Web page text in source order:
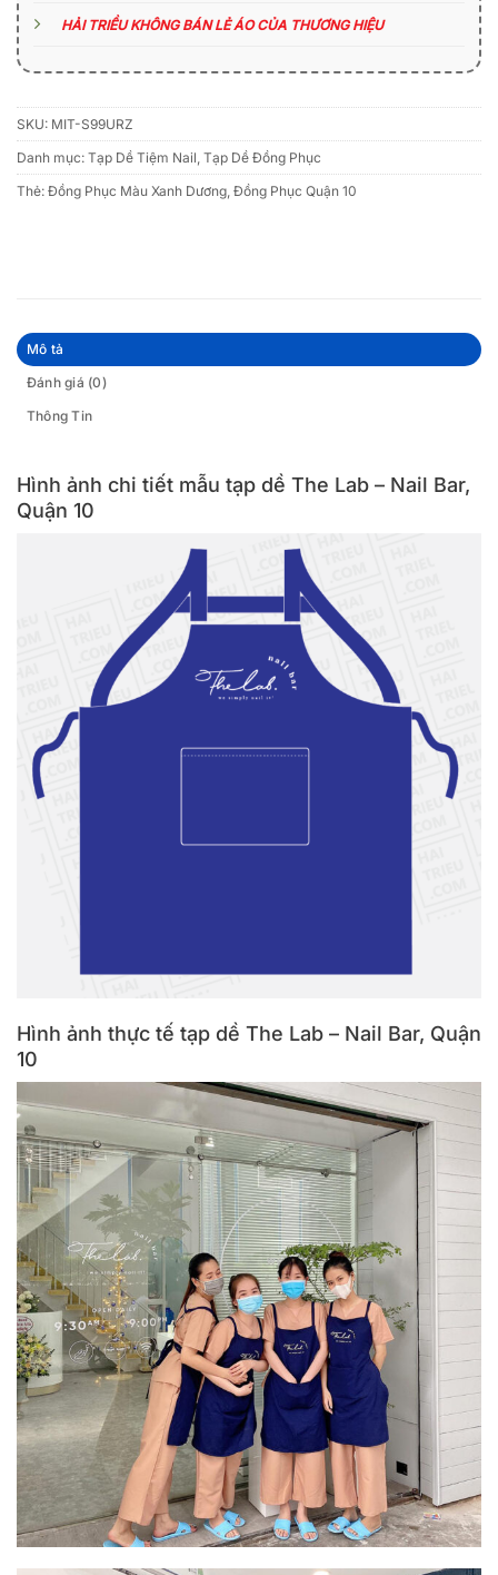
HẢI TRIỀU KHÔNG BÁN LẺ ÁO CỦA THƯƠNG HIỆU
SKU: MIT-S99URZ
Danh mục: Tạp Dề Tiệm Nail, Tạp Dề Đồng Phục
Thẻ: Đồng Phục Màu Xanh Dương, Đồng Phục Quận 10
Mô tả
Đánh giá (0)
Thông Tin
Hình ảnh chi tiết mẫu tạp dề The Lab – Nail Bar,
Quận 10
Hình ảnh thực tế tạp dề The Lab – Nail Bar, Quận
10